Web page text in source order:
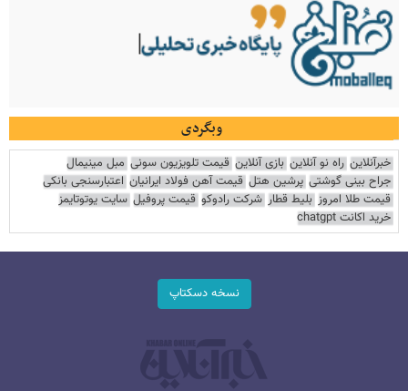
وبگردی
خبرآنلاین راه نو آنلاین بازی آنلاین قیمت تلویزیون سونی مبل مینیمال
جراح بینی گوشتی پرشین هتل قیمت آهن فولاد ایرانیان اعتبارسنجی بانکی
قیمت طلا امروز بلیط قطار شرکت رادوکو قیمت پروفیل سایت یوتوتایمز
خرید اکانت chatgpt
نسخه دسکتاپ